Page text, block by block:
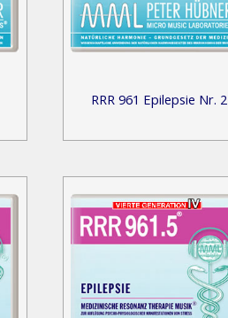
RRR 961 Epilepsie Nr. 2